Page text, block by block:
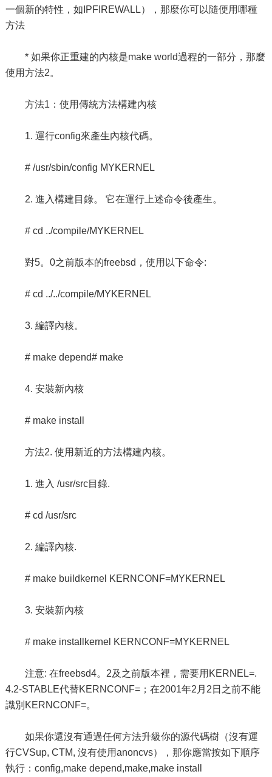
一個新的特性，如IPFIREWALL），那麼你可以隨便用哪種
方法
* 如果你正重建的內核是make world過程的一部分，那麼
使用方法2。
方法1：使用傳統方法構建內核
1. 運行config來產生內核代碼。
# /usr/sbin/config MYKERNEL
2. 進入構建目錄。 它在運行上述命令後產生。
# cd ../compile/MYKERNEL
對5。0之前版本的freebsd，使用以下命令:
# cd ../../compile/MYKERNEL
3. 編譯內核。
# make depend# make
4. 安裝新內核
# make install
方法2. 使用新近的方法構建內核。
1. 進入 /usr/src目錄.
# cd /usr/src
2. 編譯內核.
# make buildkernel KERNCONF=MYKERNEL
3. 安裝新內核
# make installkernel KERNCONF=MYKERNEL
注意: 在freebsd4。2及之前版本裡，需要用KERNEL=.
4.2-STABLE代替KERNCONF=；在2001年2月2日之前不能
識別KERNCONF=。
如果你還沒有通過任何方法升級你的源代碼樹（沒有運
行CVSup, CTM, 沒有使用anoncvs），那你應當按如下順序
執行：config,make depend,make,make install